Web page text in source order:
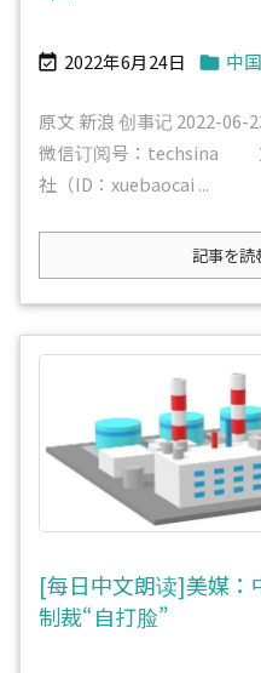
 2022年6月24日  中
原文 新浪 创事记 2022-
微信订阅号：techsina
社（ID：xuebaocai ...
記事を読
[每日中文朗读]美媒：
制裁“自打脸”